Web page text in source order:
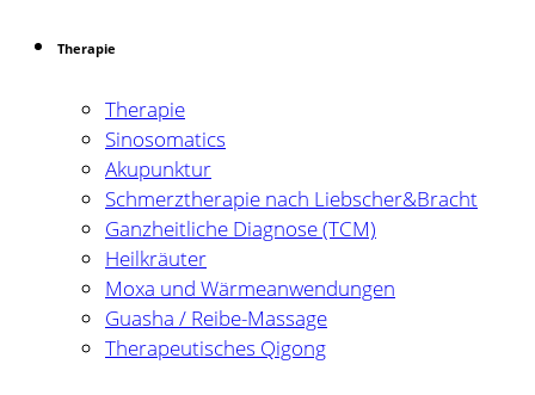
Therapie
Therapie
Sinosomatics
Akupunktur
Schmerztherapie nach Liebscher&Bracht
Ganzheitliche Diagnose (TCM)
Heilkräuter
Moxa und Wärmeanwendungen
Guasha / Reibe-Massage
Therapeutisches Qigong